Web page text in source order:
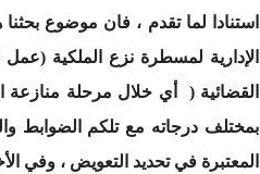
استنادا لما تقدم ، فان موضوع
الإدارية لمسطرة نزع الملكية
القضائية ( أي خلال مرحلة منازعة
بمختلف درجاته مع تلكم الضوابط
المعتبرة في تحديد التعويض ، وفي